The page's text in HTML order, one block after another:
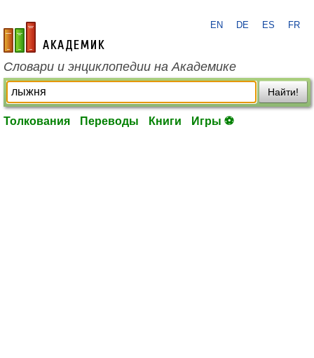
academic.ru
EN DE ES FR
Словари и энциклопедии на Академике
Найти!
Толкования Переводы Книги Игры ⚽